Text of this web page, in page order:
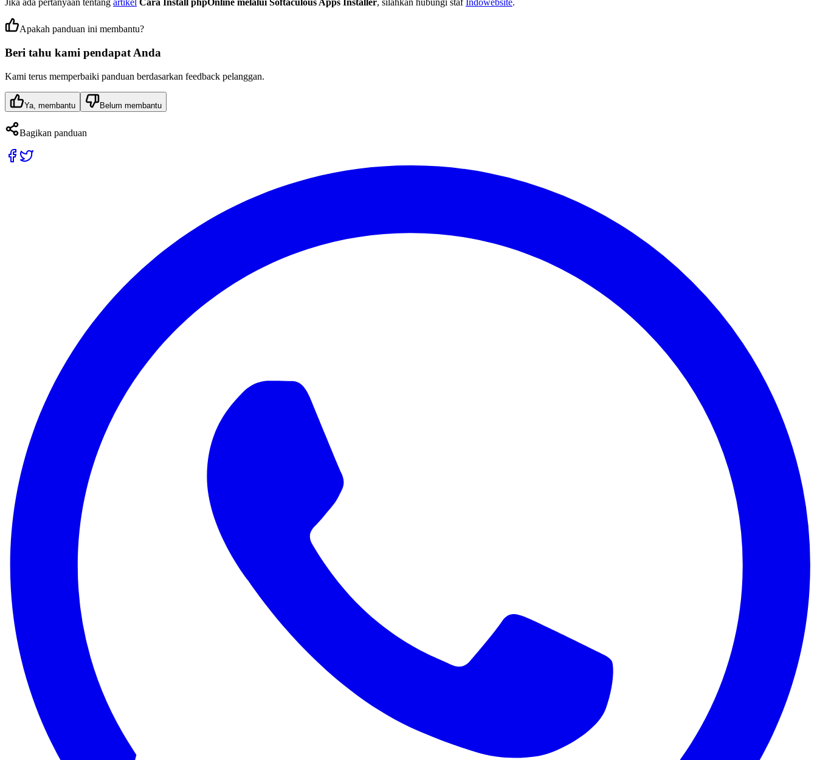
Jika ada pertanyaan tentang artikel Cara Install phpOnline melalui Softaculous Apps Installer, silahkan hubungi stafIndowebsite.
Apakah panduan ini membantu?
Beri tahu kami pendapat Anda
Kami terus memperbaiki panduan berdasarkan feedback pelanggan.
Ya, membantu Belum membantu
Bagikan panduan